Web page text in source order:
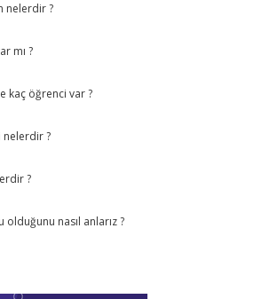
nelerdir ?
mı ?
kaç öğrenci var ?
nelerdir ?
?
olduğunu nasıl anlarız ?